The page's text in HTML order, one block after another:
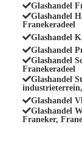
Glashandel
Glashandel
Franekeradeel
Glashandel
Glashandel
Glashandel
Franekeradeel
Glashandel
Glashandel
Glashandel
Franeker,